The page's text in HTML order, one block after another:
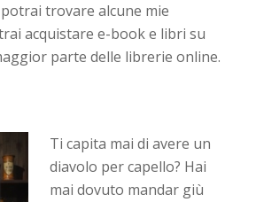
trovare alcune mie
acquistare e-book e libri su
parte delle librerie online.
Ti capita mai di avere un
diavolo per capello? Hai
mai dovuto mandar giù